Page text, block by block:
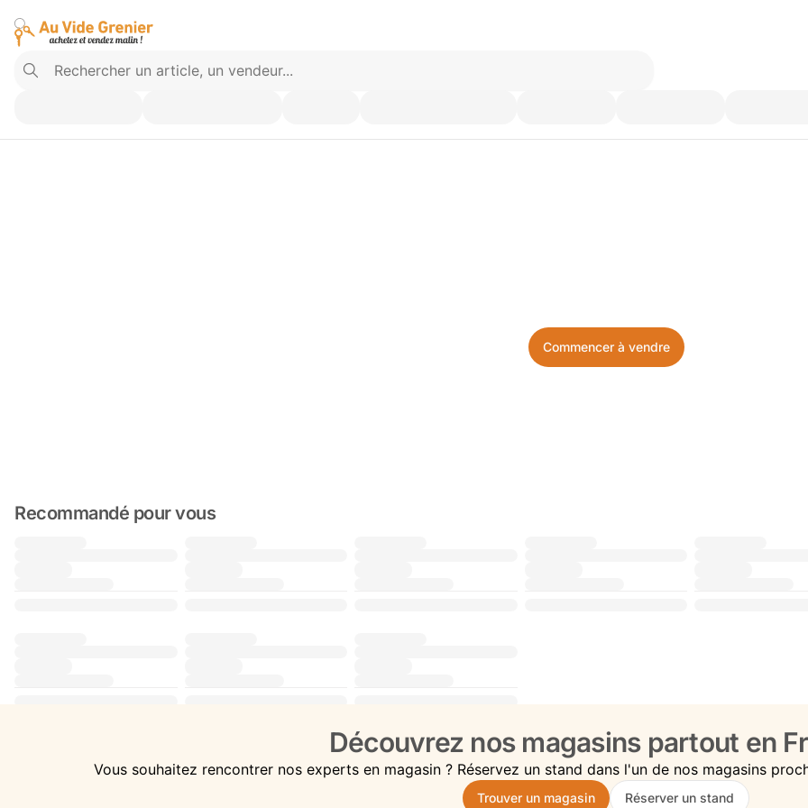
Commencer à vendre
Recommandé pour vous
Découvrez nos magasins partout en
Vous souhaitez rencontrer nos experts en magasin ? Réservez un stand dans l'un de nos magasins
Trouver un magasin Réserver un stand